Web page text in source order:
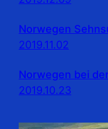
Norwegen
2019.11.02
Norwegen bei
2019.10.23